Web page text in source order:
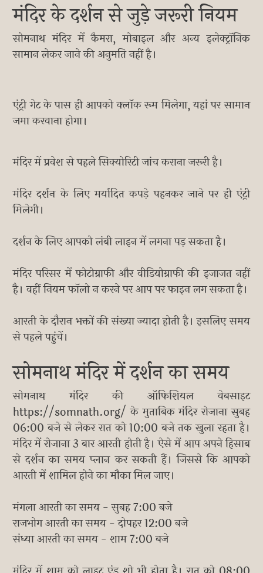
मंदिर के दर्शन से जुड़े जरूरी नियम
सोमनाथ मंदिर में कैमरा, मोबाइल और अन्य इलेक्ट्रॉनिक
सामान लेकर जाने की अनुमति नहीं है।
एंट्री गेट के पास ही आपको क्लॉक रूम मिलेगा, यहां पर सामान
जमा करवाना होगा।
मंदिर में प्रवेश से पहले सिक्योरिटी जांच कराना जरूरी है।
मंदिर दर्शन के लिए मर्यादित कपड़े पहनकर जाने पर ही एंट्री
मिलेगी।
दर्शन के लिए आपको लंबी लाइन में लगना पड़ सकता है।
मंदिर परिसर में फोटोग्राफी और वीडियोग्राफी की इजाजत नहीं
है। वहीं नियम फॉलो न करने पर आप पर फाइन लग सकता है।
आरती के दौरान भक्तों की संख्या ज्यादा होती है। इसलिए समय
से पहले पहुंचें।
सोमनाथ मंदिर में दर्शन का समय
सोमनाथ मंदिर की ऑफिशियल वेबसाइट
https://somnath.org/ के मुताबिक मंदिर रोजाना सुबह
06:00 बजे से लेकर रात को 10:00 बजे तक खुला रहता है।
मंदिर में रोजाना 3 बार आरती होती है। ऐसे में आप अपने हिसाब
से दर्शन का समय प्लान कर सकती हैं। जिससे कि आपको
आरती में शामिल होने का मौका मिल जाए।
मंगला आरती का समय - सुबह 7:00 बजे
राजभोग आरती का समय - दोपहर 12:00 बजे
संध्या आरती का समय - शाम 7:00 बजे